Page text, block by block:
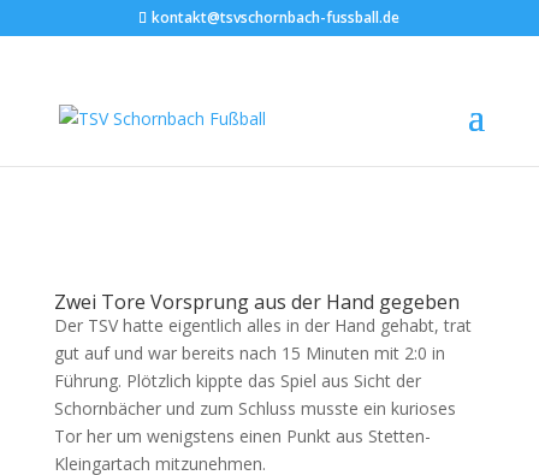
kontakt@tsvschornbach-fussball.de
SG Stetten-Kleingartach – TSV
Schornbach 3:3 (2:2)
8. April 2018
Zwei Tore Vorsprung aus der Hand gegeben
Der TSV hatte eigentlich alles in der Hand gehabt, trat
gut auf und war bereits nach 15 Minuten mit 2:0 in
Führung. Plötzlich kippte das Spiel aus Sicht der
Schornbächer und zum Schluss musste ein kurioses
Tor her um wenigstens einen Punkt aus Stetten-
Kleingartach mitzunehmen.